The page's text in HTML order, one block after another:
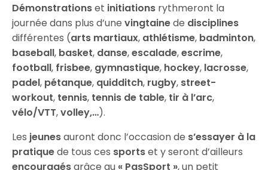
Démonstrationset initiations rythmeront la
journée dans plus d’unevingtainede disciplines
différentes (arts martiaux, athlétisme, badminton,
baseball, basket, danse,escalade,escrime,
football, frisbee, gymnastique, hockey, lacrosse,
padel, pétanque, quidditch, rugby, street-
workout, tennis, tennis de table, tir à l’arc,
vélo/VTT,volley,…).
Les jeunesauront donc l’occasion de s’essayer à la
pratiquede tous ces sportset y seront d’ailleurs
encouragésgrâce au « PasSport », un petit